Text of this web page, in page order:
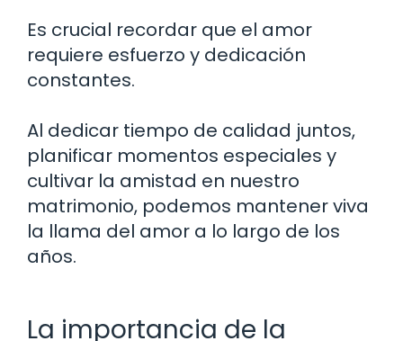
Es crucial recordar que el amor
requiere esfuerzo y dedicación
constantes.
Al dedicar tiempo de calidad juntos,
planificar momentos especiales y
cultivar la amistad en nuestro
matrimonio, podemos mantener viva
la llama del amor a lo largo de los
años.
La importancia de la